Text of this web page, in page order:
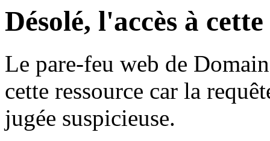
Désolé, l'accès à
Le pare-feu web de
cette ressource car la
jugée suspicieuse.